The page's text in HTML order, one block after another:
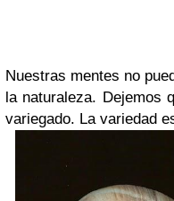
Nuestras mentes no
la naturaleza. Dejemos
variegado. La variedad